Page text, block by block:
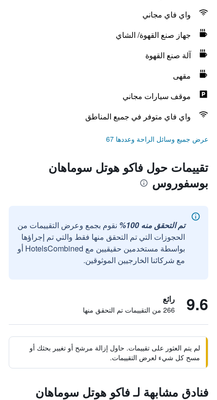
واي فاي مجاني
جهاز صنع القهوة/ الشاي
آلة صنع القهوة
مقهى
موقف سيارات مجاني
واي فاي متوفر في جميع المناطق
عرض جميع وسائل الراحة وعددها 67
تقييمات حول فاكو هوتل سوماهان
بوسفوروس
تم التحقق منه 100%
نقوم بجمع وعرض التقييمات من
الحجوزات التي تم التحقق منها فقط والتي تم إجراؤها
بواسطة مستخدمين حقيقيين مع HotelsCombined أو
مع شركائنا الخارجيين الموثوقين.
9.6 رائع
266 من التقييمات تم التحقق منها
لم يتم العثور على تقييمات. حاول إزالة مرشح أو تغيير بحثك أو
مسح كل شيء لعرض التقييمات.
فنادق مشابهة لـ فاكو هوتل سوماهان